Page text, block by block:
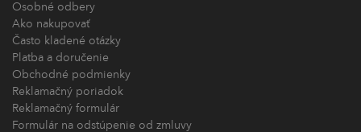
Osobné odbery
Ako nakupovať
Často kladené otázky
Platba a doručenie
Obchodné podmienky
Reklamačný poriadok
Reklamačný formulár
Formulár na odstúpenie od zmluvy